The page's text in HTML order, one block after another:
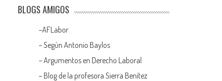
BLOGS AMIGOS
–AFLabor
– Según Antonio Baylos
–Argumentos en Derecho Laboral
– Blog de la profesora Sierra Benítez